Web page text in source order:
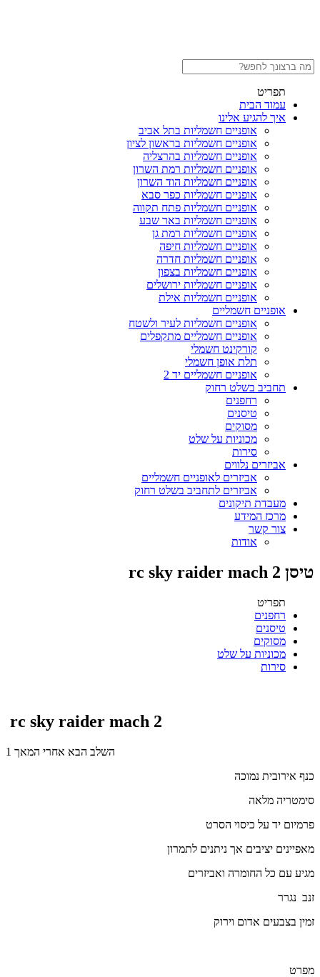
תפריט
עמוד הבית
איך להגיע אלינו
אופניים חשמליות בתל אביב
אופניים חשמליות בראשון לציון
אופניים חשמליות בהרצליה
אופניים חשמליות רמת השרון
אופניים חשמליות הוד השרון
אופניים חשמליות כפר סבא
אופניים חשמליות פתח תקווה
אופניים חשמליות באר שבע
אופניים חשמליות רמת גן
אופניים חשמליות חיפה
אופניים חשמליות חדרה
אופניים חשמליות בצפון
אופניים חשמליות ירושלים
אופניים חשמליות אילת
אופניים חשמליים
אופניים חשמליות לעיר ולשטח
אופניים חשמליים מתקפלים
קורקינט חשמלי
תלת אופן חשמלי
אופניים חשמליים יד 2
תחביב בשלט רחוק
רחפנים
טיסנים
מסוקים
מכוניות על שלט
סירות
אביזרים נלווים
אביזרים לאופניים חשמליים
אביזרים לתחביב בשלט רחוק
מעבדת תיקונים
מרכז המידע
צור קשר
אודות
טיסן rc sky raider mach 2
תפריט
רחפנים
טיסנים
מסוקים
מכוניות על שלט
סירות
rc sky raider mach 2
השלב הבא אחרי המאך 1
כנף אירובית נמוכה
סימטריה מלאה
פרמיום יד על כיסוי הסרט
מאפיינים יציבים אך ניתנים לתמרון
מגיע עם כל החומרה ואביזרים
זנב נגרר
זמין בצבעים אדום וירוק
מפרט